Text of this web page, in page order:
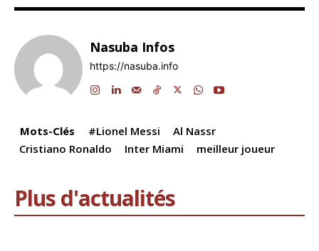
c
e
b
o
k
k
e
dI
n
at
s
A
p
e
gr
a
m
e
s
ai p ta
Nasuba Infos
https://nasuba.info
Mots-Clés #Lionel Messi
Al Nassr
Cristiano Ronaldo
Inter Miami meilleur joueur
Plus d'actualités